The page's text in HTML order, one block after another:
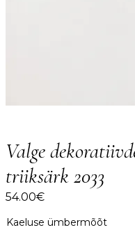
Valge
triiksärk 2033
54.00€
Kaeluse ümbermõõt